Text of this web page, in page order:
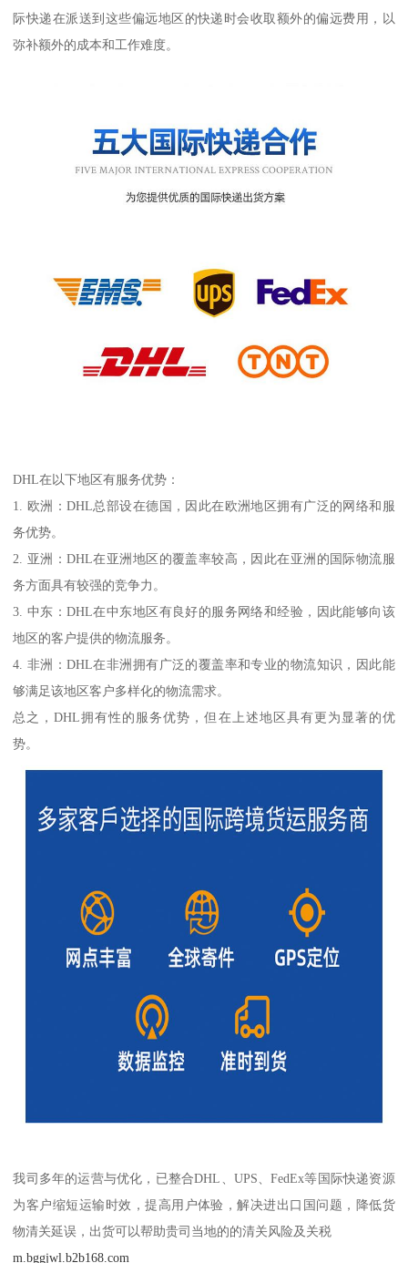
际快递在派送到这些偏远地区的快递时会收取额外的偏远费用，以
弥补额外的成本和工作难度。
DHL在以下地区有服务优势：
1. 欧洲：DHL总部设在德国，因此在欧洲地区拥有广泛的网络和服
务优势。
2. 亚洲：DHL在亚洲地区的覆盖率较高，因此在亚洲的国际物流服
务方面具有较强的竞争力。
3. 中东：DHL在中东地区有良好的服务网络和经验，因此能够向该
地区的客户提供的物流服务。
4. 非洲：DHL在非洲拥有广泛的覆盖率和专业的物流知识，因此能
够满足该地区客户多样化的物流需求。
总之，DHL拥有性的服务优势，但在上述地区具有更为显著的优
势。
我司多年的运营与优化，已整合DHL、UPS、FedEx等国际快递资源
为客户缩短运输时效，提高用户体验，解决进出口国问题，降低货
物清关延误，出货可以帮助贵司当地的的清关风险及关税
m.bggjwl.b2b168.com